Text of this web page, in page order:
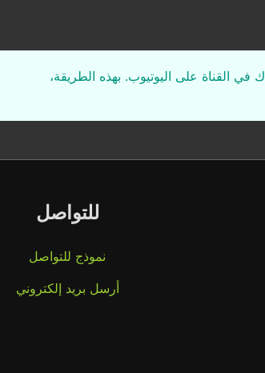
في القناة على اليوتيوب. بهذه الطريقة،
للتواصل
نموذج للتواصل
أرسل بريد إلكتروني